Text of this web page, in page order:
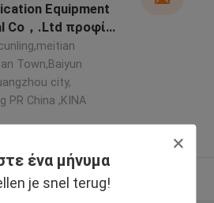
ένα μήνυμα
je snel terug!
Equipment
Co，.Ltd προφίλ
Town,Baiyun
city,
PR China ,ΚΙΝΑ
περισσότερων